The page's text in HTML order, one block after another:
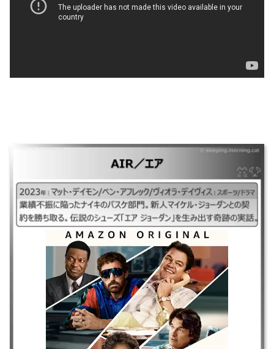
｜#AIR／エア#エアー## ｜2023年｜マット・デイモン/ベン・アフレック/
ヴィオラ・デイヴィス｜スポーツ/ドラマ ｜業績不振に陥ったナイキのバ
スケ部門。新人マイケル・ジョーダンとの契約を勝ち取る。伝説のシュー
ズ「エアジョーダン」を生み出す奇跡の実話。